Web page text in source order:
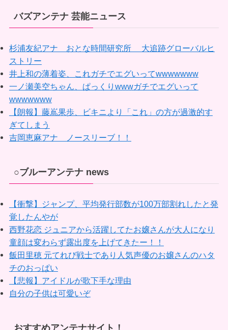
バズアンテナ 芸能ニュース
杉浦友紀アナ おとな時間研究所 大追跡グローバルヒ
ストリー
井上和の薄着姿、これガチでエグいってwwwwwww
一ノ瀬美空ちゃん、ぱっくりwwwガチでエグいって
wwwwwww
【朗報】藤嶌果歩、ビキニより「これ」の方が過激的す
ぎてしまう
吉岡恵麻アナ ノースリーブ！！
○ブルーアンテナ news
【衝撃】ジャンプ、平均発行部数が100万部割れしたと発
覚したんやが
西野花恋 ジュニアから活躍してたお嬢さんが大人になり
童顔は変わらず露出度を上げてきたー！！
飯田里穂 元てれび戦士であり人気声優のお嬢さんのハタ
チのおっぱい
【悲報】アイドルが歌下手な理由
自分の子供は可愛いぞ